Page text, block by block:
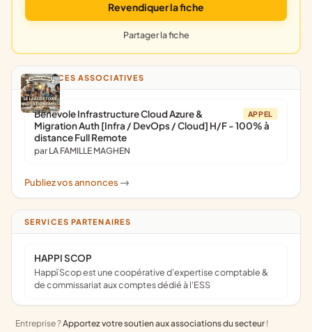
Revendiquer la fiche
Partager la fiche
ANNONCES ASSOCIATIVES
APPEL
Bénévole Infrastructure Cloud Azure &
Migration Auth [Infra / DevOps / Cloud] H/F - 100% à
distance Full Remote
par LA FAMILLE MAGHEN
Publiez vos annonces ->
SERVICES PARTENAIRES
HAPPI SCOP
Happï Scop est une coopérative d’expertise comptable &
de commissariat aux comptes dédié à l'ESS
Entreprise ?Apportez votre soutien aux associations du secteur !